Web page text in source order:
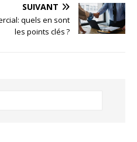
SUIVANT
quels en sont
les points clés ?